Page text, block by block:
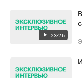
23:26